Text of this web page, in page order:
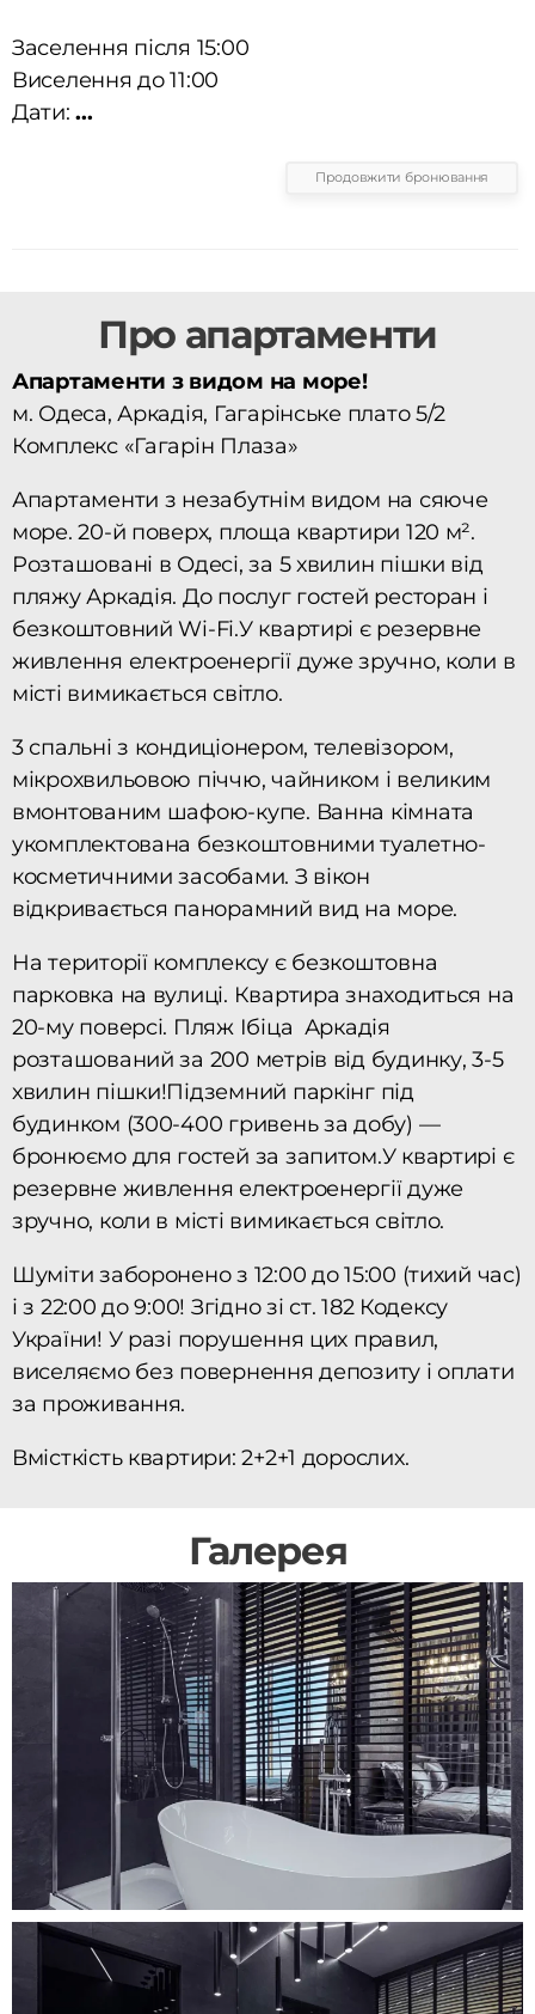
Заселення після 15:00
Виселення до 11:00
Дати:...
Продовжити бронювання
Про апартаменти
Апартаменти з видом на море!
м. Одеса, Аркадія, Гагарінське плато 5/2
Комплекс «Гагарін Плаза»
Апартаменти з незабутнім видом на сяюче
море. 20-й поверх, площа квартири 120 м².
Розташовані в Одесі, за 5 хвилин пішки від
пляжу Аркадія. До послуг гостей ресторан і
безкоштовний Wi-Fi.У квартирі є резервне
живлення електроенергії дуже зручно, коли в
місті вимикається світло.
3 спальні з кондиціонером, телевізором,
мікрохвильовою піччю, чайником і великим
вмонтованим шафою-купе. Ванна кімната
укомплектована безкоштовними туалетно-
косметичними засобами. З вікон
відкривається панорамний вид на море.
На території комплексу є безкоштовна
парковка на вулиці. Квартира знаходиться на
20-му поверсі. Пляж Ібіца Аркадія
розташований за 200 метрів від будинку, 3-5
хвилин пішки!Підземний паркінг під
будинком (300-400 гривень за добу) —
бронюємо для гостей за запитом.У квартирі є
резервне живлення електроенергії дуже
зручно, коли в місті вимикається світло.
Шуміти заборонено з 12:00 до 15:00 (тихий час)
і з 22:00 до 9:00! Згідно зі ст. 182 Кодексу
України! У разі порушення цих правил,
виселяємо без повернення депозиту і оплати
за проживання.
Вмісткість квартири: 2+2+1 дорослих.
Галерея